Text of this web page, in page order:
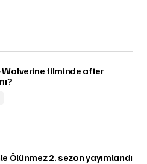
filminde after
Ölünmez 2. sezon yayımlandı